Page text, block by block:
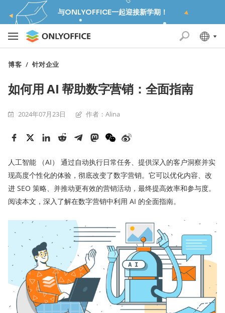
与ONLYOFFICE一起迎接新学期！
博客 / 针对企业
如何用 AI 帮助数字营销：全面指南
2024年07月23日 作者：Alina
人工智能 （AI） 通过自动执行日常任务、提供深入的客户洞察并实
现高度个性化的体验，彻底改变了数字营销。它可以优化内容、改
进 SEO 策略、并推动更有效的营销活动，最终提高效率和参与度。
阅读本文，深入了解在数字营销中利用 AI 的全面指南。